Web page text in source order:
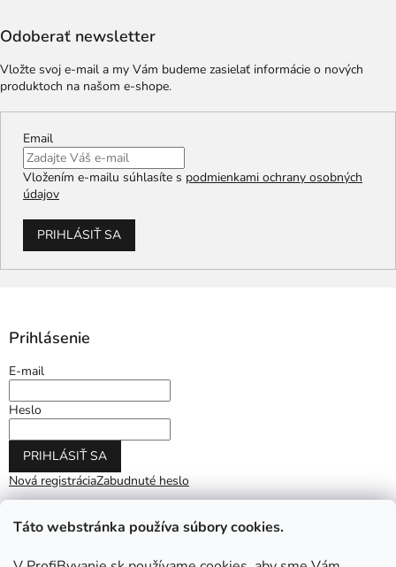
Táto webstránka používa súbory cookies.
Odoberať newsletter
Vložte svoj e-mail a my Vám budeme zasielať informácie o nových
produktoch na našom e-shope.
Email
Vložením e-mailu súhlasíte s podmienkami ochrany osobných
údajov
PRIHLÁSIŤ SA
Prihlásenie
E-mail
Heslo
PRIHLÁSIŤ SA
Nová registráciaZabudnuté heslo